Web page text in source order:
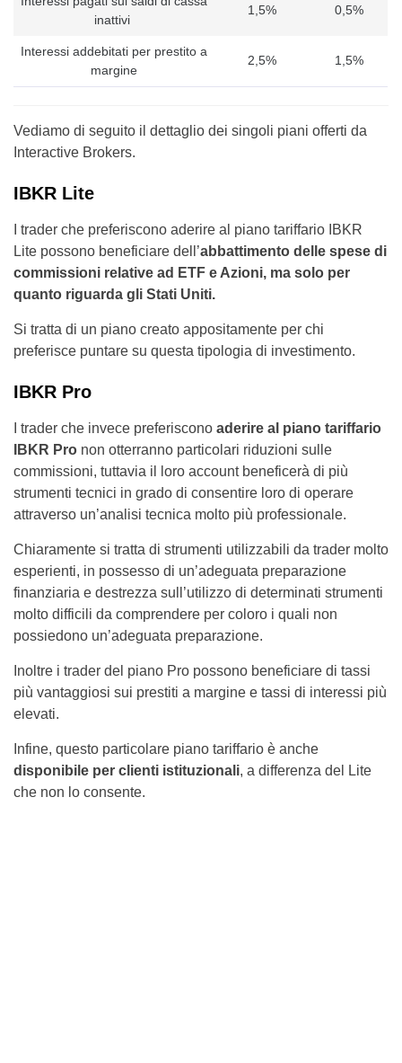
inattivi
1,5% 0,5%
Interessi addebitati per prestito a
margine
2,5% 1,5%
Vediamo di seguito il dettaglio dei singoli piani offerti da
Interactive Brokers.
IBKR Lite
I trader che preferiscono aderire al piano tariffario IBKR
Lite possono beneficiare dell’abbattimento delle spese di
commissioni relative ad ETF e Azioni, ma solo per
quanto riguarda gli Stati Uniti.
Si tratta di un piano creato appositamente per chi
preferisce puntare su questa tipologia di investimento.
IBKR Pro
I trader che invece preferiscono aderire al piano tariffario
IBKR Pro non otterranno particolari riduzioni sulle
commissioni, tuttavia il loro account beneficerà di più
strumenti tecnici in grado di consentire loro di operare
attraverso un’analisi tecnica molto più professionale.
Chiaramente si tratta di strumenti utilizzabili da trader molto
esperienti, in possesso di un’adeguata preparazione
finanziaria e destrezza sull’utilizzo di determinati strumenti
molto difficili da comprendere per coloro i quali non
possiedono un’adeguata preparazione.
Inoltre i trader del piano Pro possono beneficiare di tassi
più vantaggiosi sui prestiti a margine e tassi di interessi più
elevati.
Infine, questo particolare piano tariffario è anche
disponibile per clienti istituzionali, a differenza del Lite
che non lo consente.